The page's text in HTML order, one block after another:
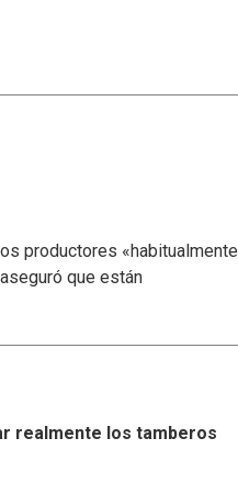
productores «habitualmente
que están
realmente los tamberos